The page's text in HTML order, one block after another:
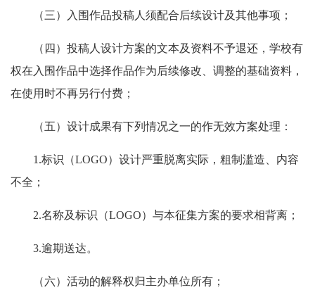
（三）入围作品投稿人须配合后续设计及其他事项；
（四）投稿人设计方案的文本及资料不予退还，学校有
权在入围作品中选择作品作为后续修改、调整的基础资料，
在使用时不再另行付费；
（五）设计成果有下列情况之一的作无效方案处理：
1.标识（LOGO）设计严重脱离实际，粗制滥造、内容
不全；
2.名称及标识（LOGO）与本征集方案的要求相背离；
3.逾期送达。
（六）活动的解释权归主办单位所有；